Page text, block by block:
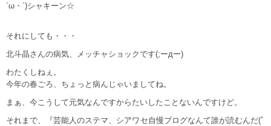
`ω・´)シャキーン☆
それにしても・・・
北斗晶さんの病気、メッチャショックです(;ーдー)
わたくしねぇ。
今年の春ごろ、ちょっと病んじゃいましてね。
まぁ、今こうして元気なんですからたいしたことないんですけど。
それまで、『芸能人のステマ、シアワセ自慢ブログなんて誰が読むんだ(ﾞ